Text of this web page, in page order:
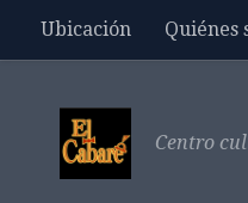
Saltar al contenido
Ubicación Quiénes
Centro